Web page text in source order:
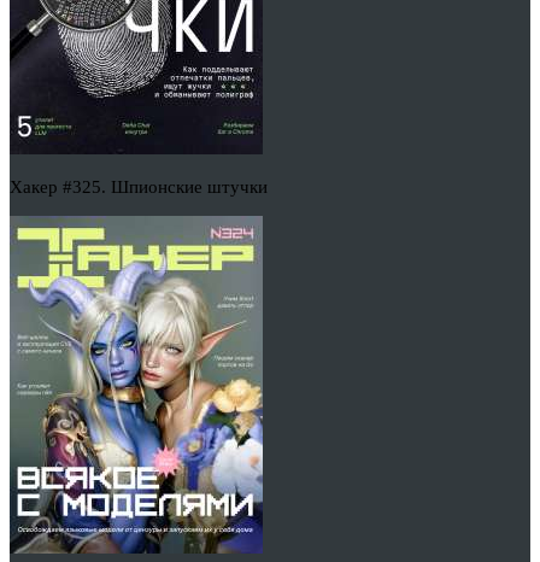
Хакер #325. Шпионские штучки